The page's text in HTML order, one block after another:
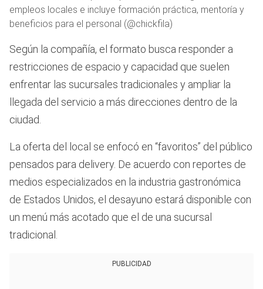
empleos locales e incluye formación práctica, mentoría y
beneficios para el personal (@chickfila)
Según la compañía, el formato busca responder a
restricciones de espacio y capacidad que suelen
enfrentar las sucursales tradicionales y ampliar la
llegada del servicio a más direcciones dentro de la
ciudad.
La oferta del local se enfocó en “favoritos” del público
pensados para delivery. De acuerdo con reportes de
medios especializados en la industria gastronómica
de Estados Unidos, el desayuno estará disponible con
un menú más acotado que el de una sucursal
tradicional.
PUBLICIDAD